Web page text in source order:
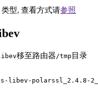
型, 查看方式请参照
移至路由器/tmp 目录
libev-polarssl_2.4.8-